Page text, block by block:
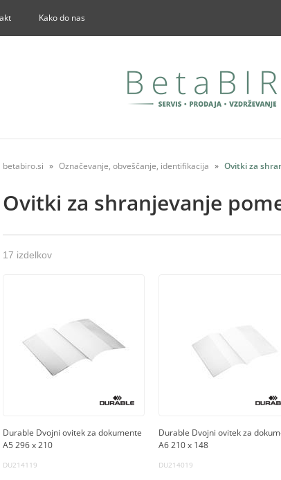
Kako do nas
betabiro.si Označevanje, obveščanje, identifikacija Ovitki za
Ovitki za shranjevanje
17 izdelkov
Durable Dvojni ovitek za dokumente
A5 296 x 210
DU214119
Durable Dvojni ovitek za
A6 210 x 148
DU214019